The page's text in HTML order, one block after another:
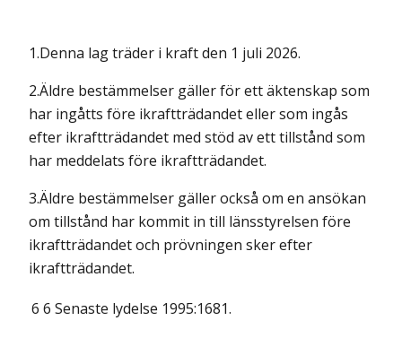
1.Denna lag träder i kraft den 1 juli 2026.
2.Äldre bestämmelser gäller för ett äktenskap som
har ingåtts före ikraftträdandet eller som ingås
efter ikraftträdandet med stöd av ett tillstånd som
har meddelats före ikraftträdandet.
3.Äldre bestämmelser gäller också om en ansökan
om tillstånd har kommit in till länsstyrelsen före
ikraftträdandet och prövningen sker efter
ikraftträdandet.
6 6 Senaste lydelse 1995:1681.